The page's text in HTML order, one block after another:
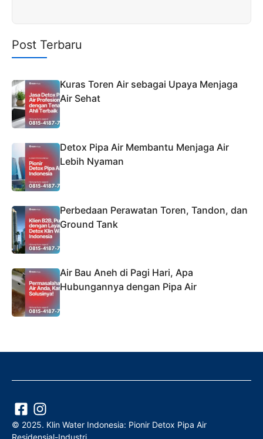
Post Terbaru
Kuras Toren Air sebagai Upaya Menjaga
Air Sehat
Detox Pipa Air Membantu Menjaga Air
Lebih Nyaman
Perbedaan Perawatan Toren, Tandon, dan
Ground Tank
Air Bau Aneh di Pagi Hari, Apa
Hubungannya dengan Pipa Air
© 2025. Klin Water Indonesia: Pionir Detox Pipa Air
Residensial-Industri